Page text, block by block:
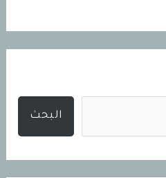
البحث